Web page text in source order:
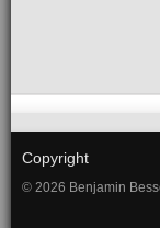
Copyright
© 2026 Benjamin